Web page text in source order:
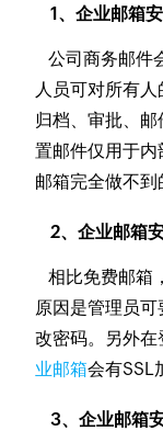
1、企业邮箱
公司商务邮件
人员可对所有人
归档、审批、
置邮件仅用于
邮箱完全做不到
2、企业邮箱
相比免费邮箱
原因是管理员
改密码。另外
业邮箱会有SSL
3、企业邮箱